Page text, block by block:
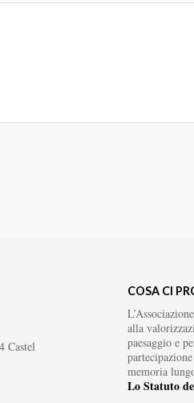
Castel
COSA CI
alla
paesaggio e
memoria
Lo Statuto